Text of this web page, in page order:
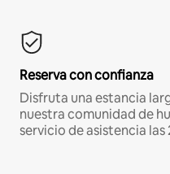
Reserva con confianza
Disfruta una estancia
nuestra comunidad de
servicio de asistencia las